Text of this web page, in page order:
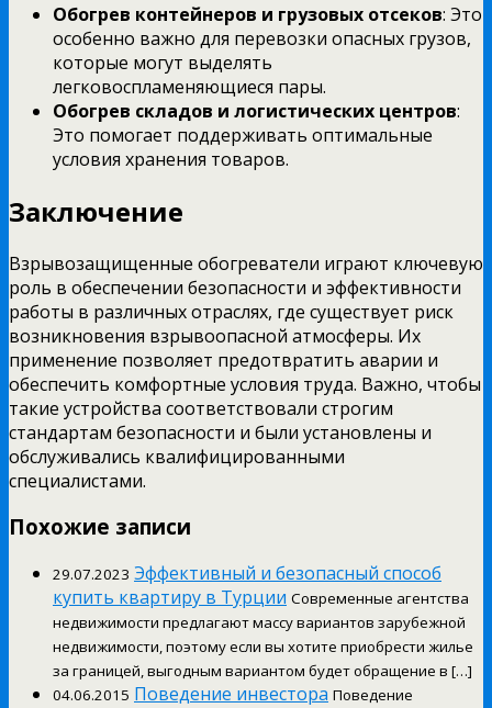
Обогрев контейнеров и грузовых отсеков: Это
особенно важно для перевозки опасных грузов,
которые могут выделять
легковоспламеняющиеся пары.
Обогрев складов и логистических центров:
Это помогает поддерживать оптимальные
условия хранения товаров.
Заключение
Взрывозащищенные обогреватели играют ключевую
роль в обеспечении безопасности и эффективности
работы в различных отраслях, где существует риск
возникновения взрывоопасной атмосферы. Их
применение позволяет предотвратить аварии и
обеспечить комфортные условия труда. Важно, чтобы
такие устройства соответствовали строгим
стандартам безопасности и были установлены и
обслуживались квалифицированными
специалистами.
Похожие записи
29.07.2023 Эффективный и безопасный способ
купить квартиру в Турции Современные агентства
недвижимости предлагают массу вариантов зарубежной
недвижимости, поэтому если вы хотите приобрести жилье
за границей, выгодным вариантом будет обращение в […]
04.06.2015 Поведение инвестора Поведение